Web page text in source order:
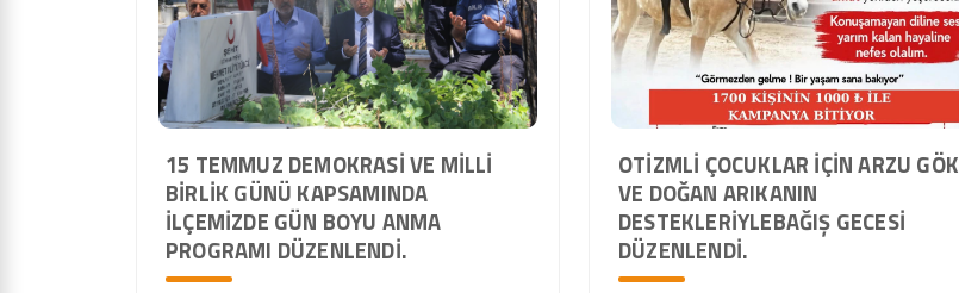
15 TEMMUZ DEMOKRASI VE MILLI
BIRLIK GÜNÜ KAPSAMINDA
İLÇEMIZDE GÜN BOYU ANMA
PROGRAMI DÜZENLENDI.
OTİZMLİ ÇOCUKLAR İÇİN ARZU GÖK
VE DOĞAN ARIKANIN
DESTEKLERİYLEBAĞIŞ GECESİ
DÜZENLENDİ.